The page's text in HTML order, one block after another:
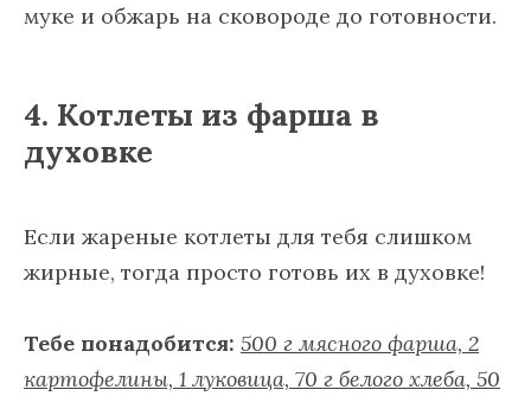
муке и обжарь на сковороде до готовности.
4. Котлеты из фарша в
духовке
Если жареные котлеты для тебя слишком
жирные, тогда просто готовь их в духовке!
Тебе понадобится: 500 г мясного фарша, 2
картофелины, 1 луковица, 70 г белого хлеба, 50